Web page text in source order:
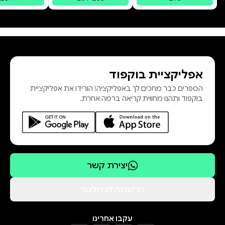
הישראלי, שם מנסים בני המשפחה של
כספים לרשות. זהו אינו ספר קל לעיכול,
אך הוא בגדר קריאת חובה לכל ישראלי
שרוצה לראות את מדינת ישראל
נאבקת בטרור בכל הכלים העומדים
לרשותה. * למי הודה המחבל
עבדאללה
אפליקציית בוקפוד
הספרים כבר מחכים לך באפליקציה! הורידו את אפליקציית
בוקפוד ותהנו מחווית קריאה ברמה אחרת.
יצירת קשר
עקבו אחרינו